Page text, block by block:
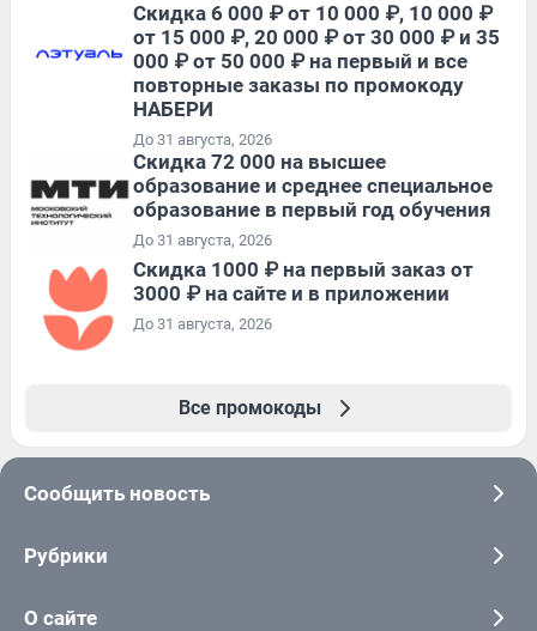
Скидка 6 000 ₽ от 10 000 ₽, 10 000 ₽
от 15 000 ₽, 20 000 ₽ от 30 000 ₽ и 35
000 ₽ от 50 000 ₽ на первый и все
повторные заказы по промокоду
НАБЕРИ
До 31 августа, 2026
Скидка 72 000 на высшее
образование и среднее специальное
образование в первый год обучения
До 31 августа, 2026
Скидка 1000 ₽ на первый заказ от
3000 ₽ на сайте и в приложении
До 31 августа, 2026
Все промокоды
Сообщить новость
Рубрики
О сайте